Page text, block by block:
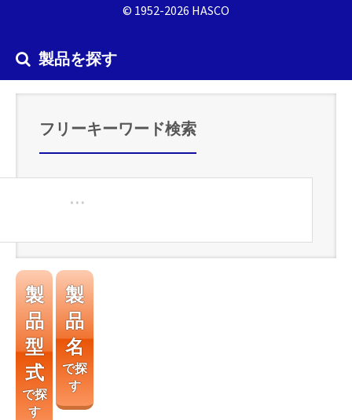
© 1952-2026 HASCO
製品を探す
フリーキーワード検索
製
品
型
式
で探
す
製
品
名
で探
す